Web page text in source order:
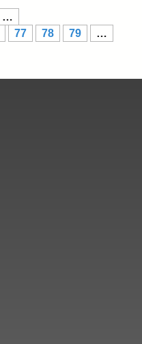
…
77 78 79
…